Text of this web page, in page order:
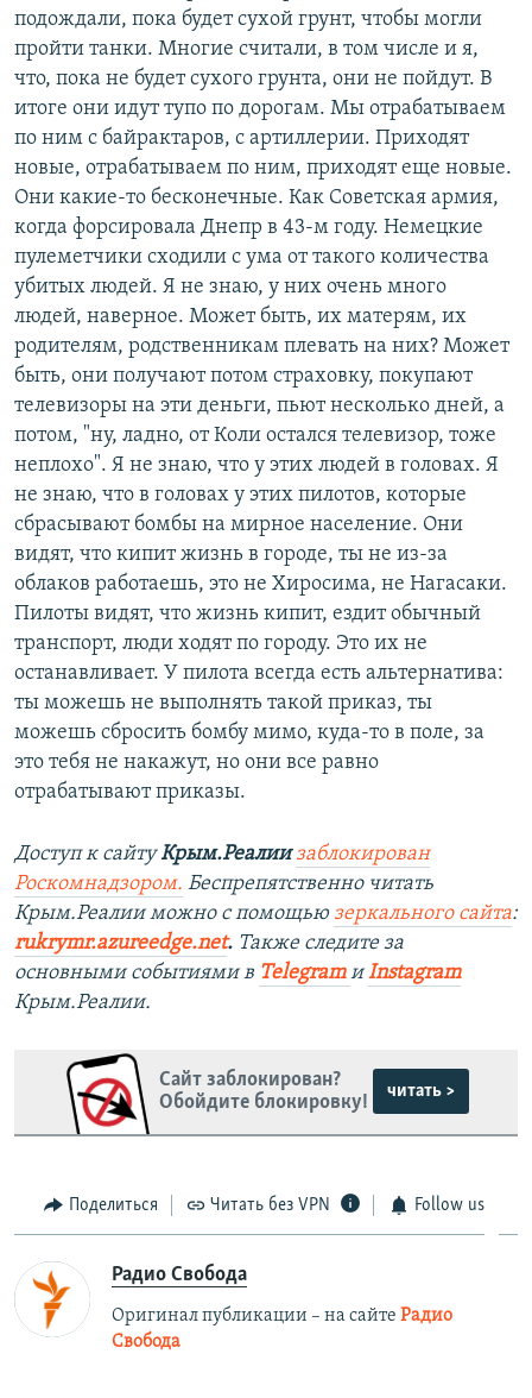
подождали, пока будет сухой грунт, чтобы могли
пройти танки. Многие считали, в том числе и я,
что, пока не будет сухого грунта, они не пойдут. В
итоге они идут тупо по дорогам. Мы отрабатываем
по ним с байрактаров, с артиллерии. Приходят
новые, отрабатываем по ним, приходят еще новые.
Они какие-то бесконечные. Как Советская армия,
когда форсировала Днепр в 43-м году. Немецкие
пулеметчики сходили с ума от такого количества
убитых людей. Я не знаю, у них очень много
людей, наверное. Может быть, их матерям, их
родителям, родственникам плевать на них? Может
быть, они получают потом страховку, покупают
телевизоры на эти деньги, пьют несколько дней, а
потом, "ну, ладно, от Коли остался телевизор, тоже
неплохо". Я не знаю, что у этих людей в головах. Я
не знаю, что в головах у этих пилотов, которые
сбрасывают бомбы на мирное население. Они
видят, что кипит жизнь в городе, ты не из-за
облаков работаешь, это не Хиросима, не Нагасаки.
Пилоты видят, что жизнь кипит, ездит обычный
транспорт, люди ходят по городу. Это их не
останавливает. У пилота всегда есть альтернатива:
ты можешь не выполнять такой приказ, ты
можешь сбросить бомбу мимо, куда-то в поле, за
это тебя не накажут, но они все равно
отрабатывают приказы.
Доступ к сайтуКрым.Реалии заблокирован
Роскомнадзором. Беспрепятственно читать
Крым.Реалии можно с помощью зеркального сайта:
rukrymr.azureedge.net. Также следите за
основными событиями в TelegramиInstagram
Крым.Реалии.
Сайт заблокирован?
Обойдите блокировку!
читать >
Поделиться Читать без VPN Follow us
Радио Свобода
Оригинал публикации – на сайте Радио
Свобода